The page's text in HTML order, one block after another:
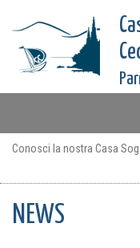
Conosci la nostra Casa
NEWS